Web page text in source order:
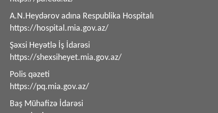
A.N.Heydərov adına Respublika Hospitalı
https://hospital.mia.gov.az/
Şəxsi Heyətlə İş İdarəsi
https://shexsiheyet.mia.gov.az/
Polis qəzeti
https://pq.mia.gov.az/
Baş Mühafizə İdarəsi